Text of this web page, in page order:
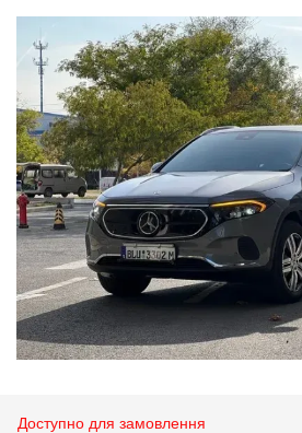
Доступно для замовлення